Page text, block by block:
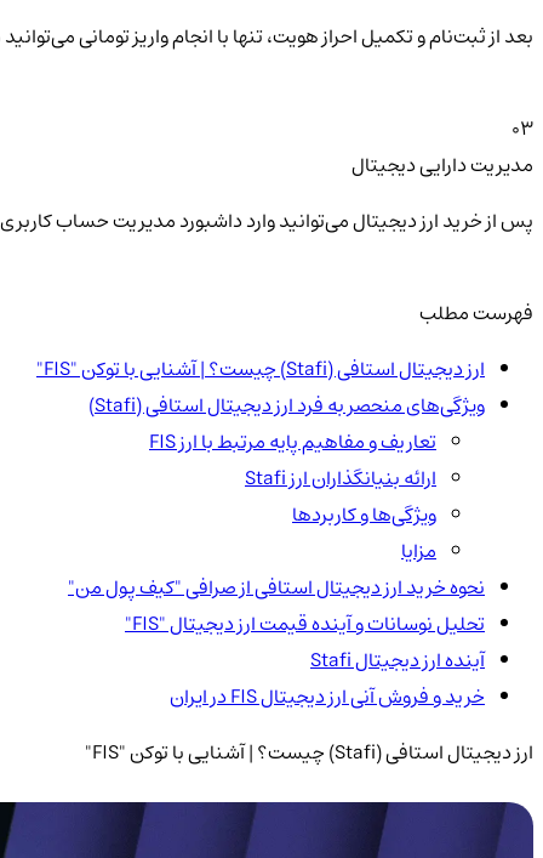
بعد از ثبت‌نام و تکمیل احراز هویت، تنها با انجام واریز تومانی
03
مدیریت دارایی دیجیتال
پس از خرید ارز دیجیتال می‌توانید وارد داشبورد مدیریت حساب
فهرست مطلب
ارز دیجیتال استافی (Stafi) چیست؟ | آشنایی با توکن "FIS"
ویژگی‌های منحصر به فرد ارز دیجیتال استافی (Stafi)
تعاریف و مفاهیم پایه مرتبط با ارز FIS
ارائه بنیانگذاران ارز Stafi
ویژگی‌ها و کاربردها
مزایا
نحوه خرید ارز دیجیتال استافی از صرافی "کیف پول من"
تحلیل نوسانات و آینده قیمت ارز دیجیتال "FIS"
آینده ارز دیجیتال Stafi
خرید و فروش آنی ارز دیجیتال FIS در ایران
ارز دیجیتال استافی (Stafi) چیست؟ | آشنایی با توکن "FIS"